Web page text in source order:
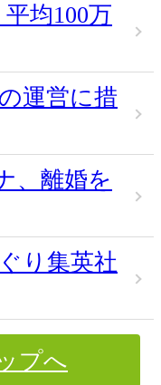
均100万
運営に措
、離婚を
り集英社
プへ